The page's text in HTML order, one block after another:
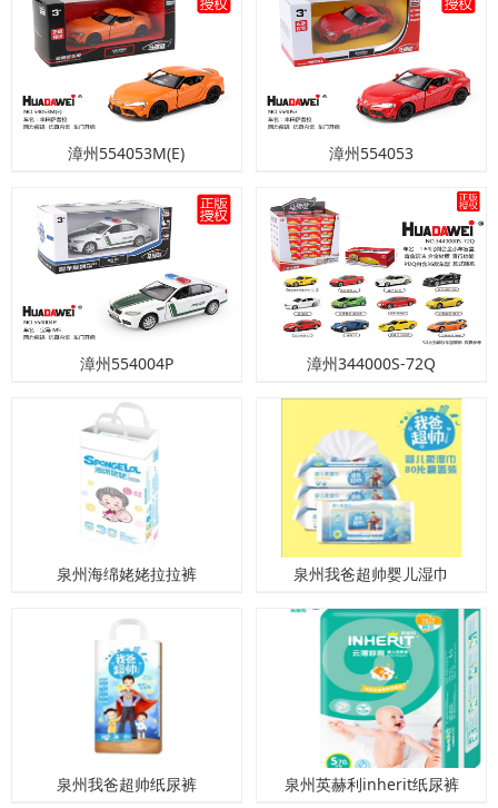
漳州554053M(E) 漳州554053
漳州554004P 漳州344000S-72Q
泉州海绵姥姥拉拉裤 泉州我爸超帅婴儿湿巾
泉州我爸超帅纸尿裤 泉州英赫利inherit纸尿裤